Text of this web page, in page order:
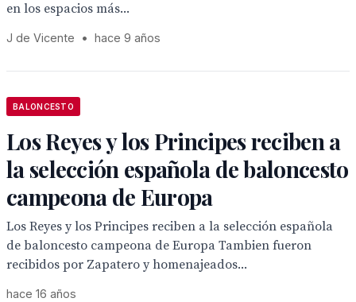
en los espacios más...
J de Vicente • hace 9 años
BALONCESTO
Los Reyes y los Principes reciben a
la selección española de baloncesto
campeona de Europa
Los Reyes y los Principes reciben a la selección española
de baloncesto campeona de Europa Tambien fueron
recibidos por Zapatero y homenajeados...
hace 16 años